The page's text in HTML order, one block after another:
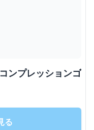
ンプレッションゴ
る